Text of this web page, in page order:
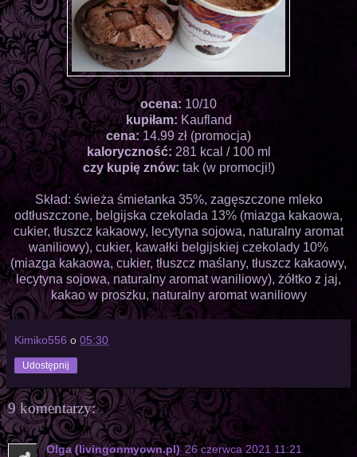
ocena: 10/10
kupiłam: Kaufland
cena: 14.99 zł (promocja)
kaloryczność: 281 kcal / 100 ml
czy kupię znów: tak (w promocji!)
Skład: świeża śmietanka 35%, zagęszczone mleko
odtłuszczone, belgijska czekolada 13% (miazga kakaowa,
cukier, tłuszcz kakaowy, lecytyna sojowa, naturalny aromat
waniliowy), cukier, kawałki belgijskiej czekolady 10%
(miazga kakaowa, cukier, tłuszcz maślany, tłuszcz kakaowy,
lecytyna sojowa, naturalny aromat waniliowy), żółtko z jaj,
kakao w proszku, naturalny aromat waniliowy
Kimiko556 o 05:30
Udostępnij
9 komentarzy:
Olga (livingonmyown.pl) 26 czerwca 2021 11:21